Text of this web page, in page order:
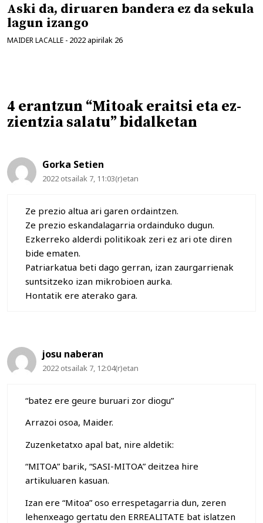
Aski da, diruaren bandera ez da sekula
lagun izango
MAIDER LACALLE - 2022 apirilak 26
4 erantzun “Mitoak eraitsi eta ez-
zientzia salatu” bidalketan
Gorka Setien
2022 otsailak 7, 11:03(r)etan
Ze prezio altua ari garen ordaintzen.
Ze prezio eskandalagarria ordainduko dugun.
Ezkerreko alderdi politikoak zeri ez ari ote diren
bide ematen.
Patriarkatua beti dago gerran, izan zaurgarrienak
suntsitzeko izan mikrobioen aurka.
Hontatik ere aterako gara.
josu naberan
2022 otsailak 7, 12:04(r)etan
“batez ere geure buruari zor diogu”
Arrazoi osoa, Maider.
Zuzenketatxo apal bat, nire aldetik:
“MITOA” barik, “SASI-MITOA” deitzea hire
artikuluaren kasuan.
Izan ere “Mitoa” oso errespetagarria dun, zeren
lehenxeago gertatu den ERREALITATE bat islatzen